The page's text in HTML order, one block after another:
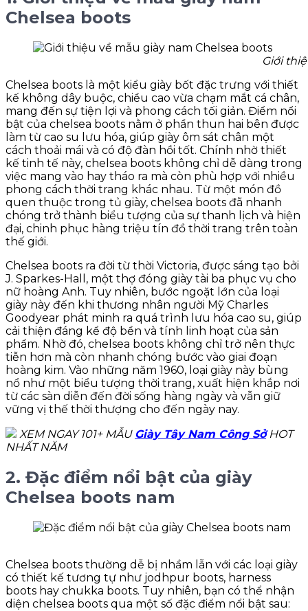
Chelsea boots
Giới
Chelsea boots là một kiểu giày bốt đặc trưng với thiết
kế không dây buộc, chiều cao vừa chạm mắt cá chân,
mang đến sự tiện lợi và phong cách tối giản. Điểm nổi
bật của chelsea boots nằm ở phần thun hai bên được
làm từ cao su lưu hóa, giúp giày ôm sát chân một
cách thoải mái và có độ đàn hồi tốt. Chính nhờ thiết
kế tinh tế này, chelsea boots không chỉ dễ dàng trong
việc mang vào hay tháo ra mà còn phù hợp với nhiều
phong cách thời trang khác nhau. Từ một món đồ
quen thuộc trong tủ giày, chelsea boots đã nhanh
chóng trở thành biểu tượng của sự thanh lịch và hiện
đại, chinh phục hàng triệu tín đồ thời trang trên toàn
thế giới.
Chelsea boots ra đời từ thời Victoria, được sáng tạo bởi
J. Sparkes-Hall, một thợ đóng giày tài ba phục vụ cho
nữ hoàng Anh. Tuy nhiên, bước ngoặt lớn của loại
giày này đến khi thương nhân người Mỹ Charles
Goodyear phát minh ra quá trình lưu hóa cao su, giúp
cải thiện đáng kể độ bền và tính linh hoạt của sản
phẩm. Nhờ đó, chelsea boots không chỉ trở nên thực
tiễn hơn mà còn nhanh chóng bước vào giai đoạn
hoàng kim. Vào những năm 1960, loại giày này bùng
nổ như một biểu tượng thời trang, xuất hiện khắp nơi
từ các sàn diễn đến đời sống hàng ngày và vẫn giữ
vững vị thế thời thượng cho đến ngày nay.
XEM NGAY 101+ MẪU Giày Tây Nam Công SởHOT
NHẤT NĂM
2. Đặc điểm nổi bật của giày
Chelsea boots nam
Chelsea boots thường dễ bị nhầm lẫn với các loại giày
có thiết kế tương tự như jodhpur boots, harness
boots hay chukka boots. Tuy nhiên, bạn có thể nhận
diện chelsea boots qua một số đặc điểm nổi bật sau: